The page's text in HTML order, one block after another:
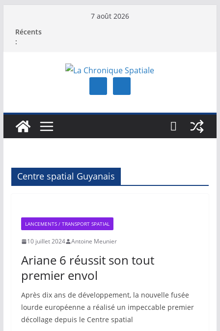
contenu
7 août 2026
Récents
:
Centre spatial Guyanais
LANCEMENTS / TRANSPORT SPATIAL
10 juillet 2024 Antoine Meunier
Ariane 6 réussit son tout
premier envol
Après dix ans de développement, la nouvelle fusée
lourde européenne a réalisé un impeccable premier
décollage depuis le Centre spatial